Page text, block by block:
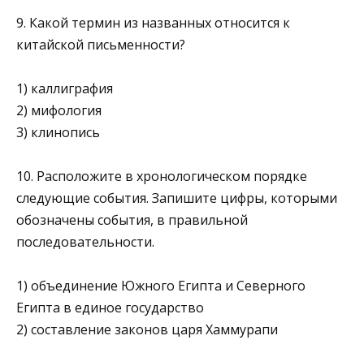
9. Какой термин из названных относится к
китайской пись­менности?
1) каллиграфия
2) мифология
3) клинопись
10. Расположите в хронологическом порядке
следующие со­бытия. Запишите цифры, которыми
обозначены события, в правильной
последовательности.
1) объединение Южного Египта и Северного
Египта в единое государство
2) составление законов царя Хаммурапи